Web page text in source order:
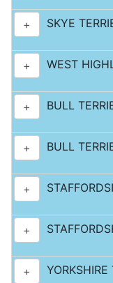
+ SKYE
+ WEST
+ BULL
+ BULL
+
+
+